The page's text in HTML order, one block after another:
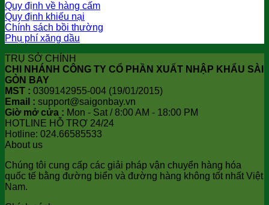
Quy định về hàng cấm
Quy định khiếu nại
Chính sách bồi thường
Phụ phí xăng dầu
TRỤ SỞ CHÍNH
CHI NHÁNH CÔNG TY CỔ PHẦN XUẤT NHẬP KHẨU SÀI
GÒN BAY
MST : 0309142955-004 (19/01/2015)
Email : support@saigonbay.vn
Giờ mở cửa : Mon - Sat / 8:00 AM - 18:00 PM
HOTLINE HỖ TRỢ 24/24
Hotline: 024.66585533
About us
Chúng tôi cung cấp các giải pháp vận chuyển hàng hóa
quốc tế bằng đường biển và đường hàng không tốt nhất Việt
Nam.